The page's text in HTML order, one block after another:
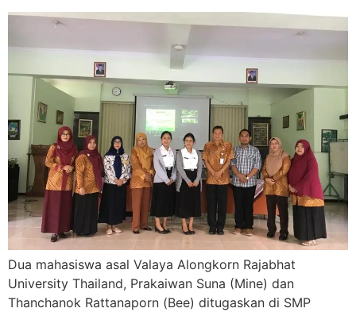
Dua mahasiswa asal Valaya Alongkorn Rajabhat
University Thailand, Prakaiwan Suna (Mine) dan
Thanchanok Rattanaporn (Bee) ditugaskan di SMP